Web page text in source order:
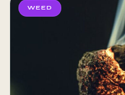
WEED